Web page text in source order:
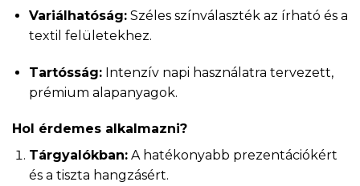
Variálhatóság:Széles színválaszték az írható és a
textil felületekhez.
Tartósság:Intenzív napi használatra tervezett,
prémium alapanyagok.
Hol érdemes alkalmazni?
Tárgyalókban:A hatékonyabb prezentációkért
és a tiszta hangzásért.